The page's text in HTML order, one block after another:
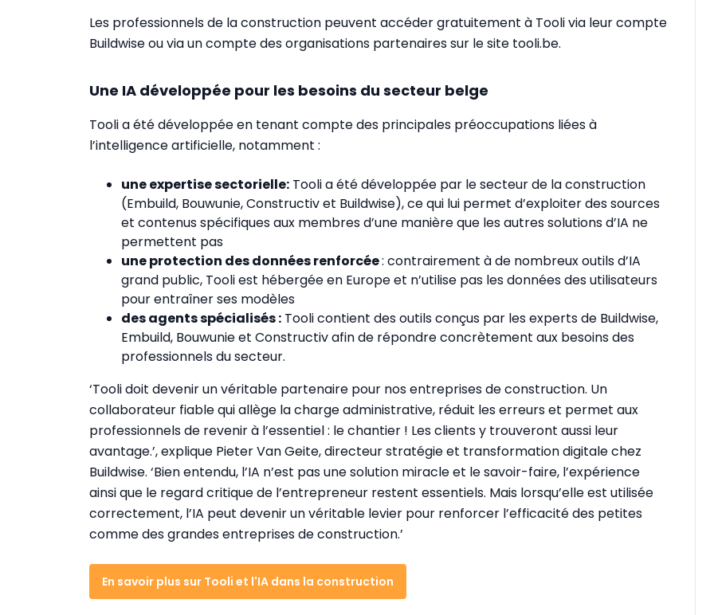
Les professionnels de la construction peuvent accéder gratuitement à Tooli via leur compte
Buildwise ou via un compte des organisations partenaires sur le site tooli.be.
Une IA développée pour les besoins du secteur belge
Tooli a été développée en tenant compte des principales préoccupations liées à
l’intelligence artificielle, notamment :
une expertise sectorielle: Tooli a été développée par le secteur de la construction
(Embuild, Bouwunie, Constructiv et Buildwise), ce qui lui permet d’exploiter des sources
et contenus spécifiques aux membres d’une manière que les autres solutions d’IA ne
permettent pas
une protection des données renforcée: contrairement à de nombreux outils d’IA
grand public, Tooli est hébergée en Europe et n’utilise pas les données des utilisateurs
pour entraîner ses modèles
des agents spécialisés : Tooli contient des outils conçus par les experts de Buildwise,
Embuild, Bouwunie et Constructiv afin de répondre concrètement aux besoins des
professionnels du secteur.
‘Tooli doit devenir un véritable partenaire pour nos entreprises de construction. Un
collaborateur fiable qui allège la charge administrative, réduit les erreurs et permet aux
professionnels de revenir à l’essentiel : le chantier ! Les clients y trouveront aussi leur
avantage.’, explique Pieter Van Geite, directeur stratégie et transformation digitale chez
Buildwise. ‘Bien entendu, l’IA n’est pas une solution miracle et le savoir-faire, l’expérience
ainsi que le regard critique de l’entrepreneur restent essentiels. Mais lorsqu’elle est utilisée
correctement, l’IA peut devenir un véritable levier pour renforcer l’efficacité des petites
comme des grandes entreprises de construction.’
En savoir plus sur Tooli et l'IA dans la construction